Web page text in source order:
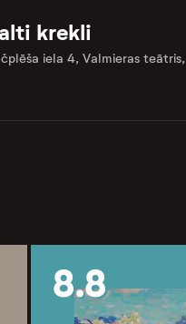
krekli
iela 4, Valmieras
8.8